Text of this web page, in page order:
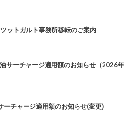
ットガルト事務所移転のご案内
サーチャージ適用額のお知らせ（2026年
チャージ適用額のお知らせ(変更)